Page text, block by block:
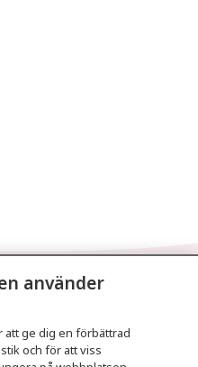
hälsa och vård
och information om
du kan kontakta.
använder
att ge dig en förbättrad
och för att viss